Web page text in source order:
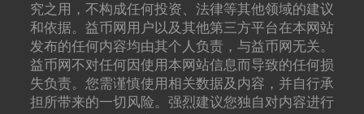
究之用，不构成任何投资、法律等其他领域的建议
和依据。益币网用户以及其他第三方平台在本网站
发布的任何内容均由其个人负责，与益币网无关。
益币网不对任何因使用本网站信息而导致的任何损
失负责。您需谨慎使用相关数据及内容，并自行承
担所带来的一切风险。强烈建议您独自对内容进行